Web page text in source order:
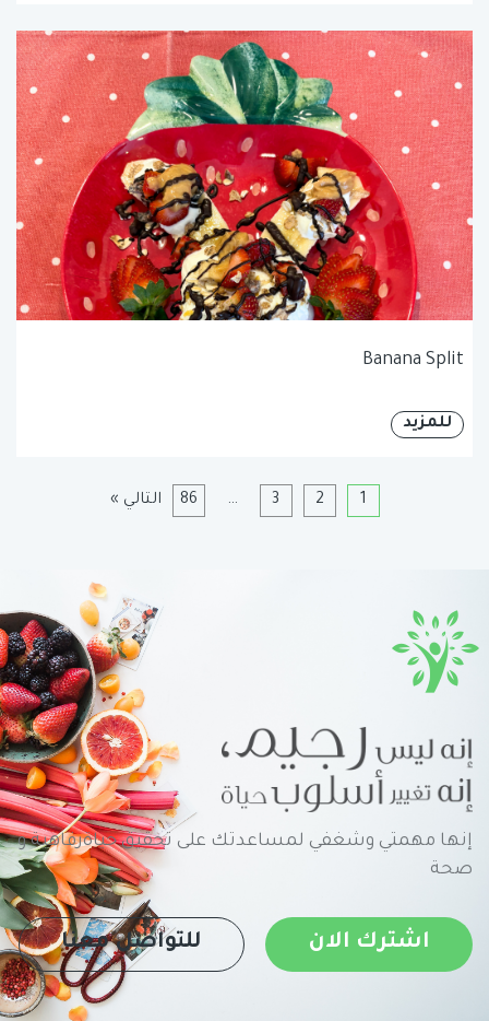
Banana Split
للمزيد
1
2
3
…
86 التالي »
إنها مهمتي وشغفي لمساعدتك على تحقيق حياةرفاهية و
صحة
اشترك الان للتواصل معنا